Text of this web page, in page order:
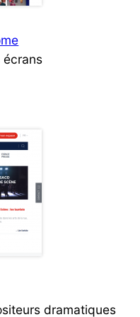
écrans
dramatiques